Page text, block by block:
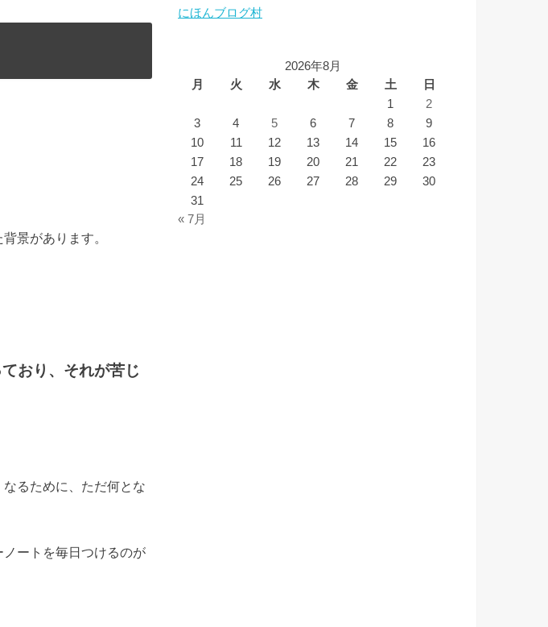
景があります。
おり、それが苦じ
るために、ただ何とな
ートを毎日つけるのが
にほんブログ村
2026年8月
月
火 水 木 金 土
日
1
2
3
4 5 6 7 8
9
10
11 12 13 14 15
16
17
18 19 20 21 22
23
24
25 26 27 28 29
30
31
« 7月